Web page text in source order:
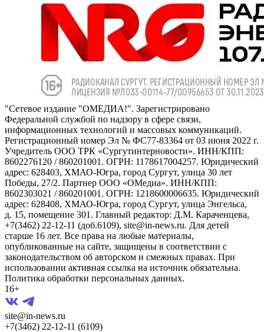
"Сетевое издание "ОМЕДИА!". Зарегистрировано
Федеральной службой по надзору в сфере связи,
информационных технологий и массовых коммуникаций.
Регистрационный номер Эл № ФС77-83364 от 03 июня 2022 г.
Учредитель ООО ТРК «Сургутинтерновости». ИНН/КПП:
8602276120 / 860201001. ОГРН: 1178617004257. Юридический
адрес: 628403, ХМАО-Югра, город Сургут, улица 30 лет
Победы, 27/2. Партнер ООО «ОМедиа». ИНН/КПП:
8602303021 / 860201001. ОГРН: 1218600006635. Юридический
адрес: 628408, ХМАО-Югра, город Сургут, улица Энгельса,
д. 15, помещение 301. Главный редактор: Д.М. Караченцева,
+7(3462) 22-12-11 (доб.6109), site@in-news.ru. Для детей
старше 16 лет. Все права на любые материалы,
опубликованные на сайте, защищены в соответствии с
законодательством об авторском и смежных правах. При
использовании активная ссылка на источник обязательна.
Политика обработки персональных данных.
16+
site@in-news.ru
+7(3462) 22-12-11 (6109)